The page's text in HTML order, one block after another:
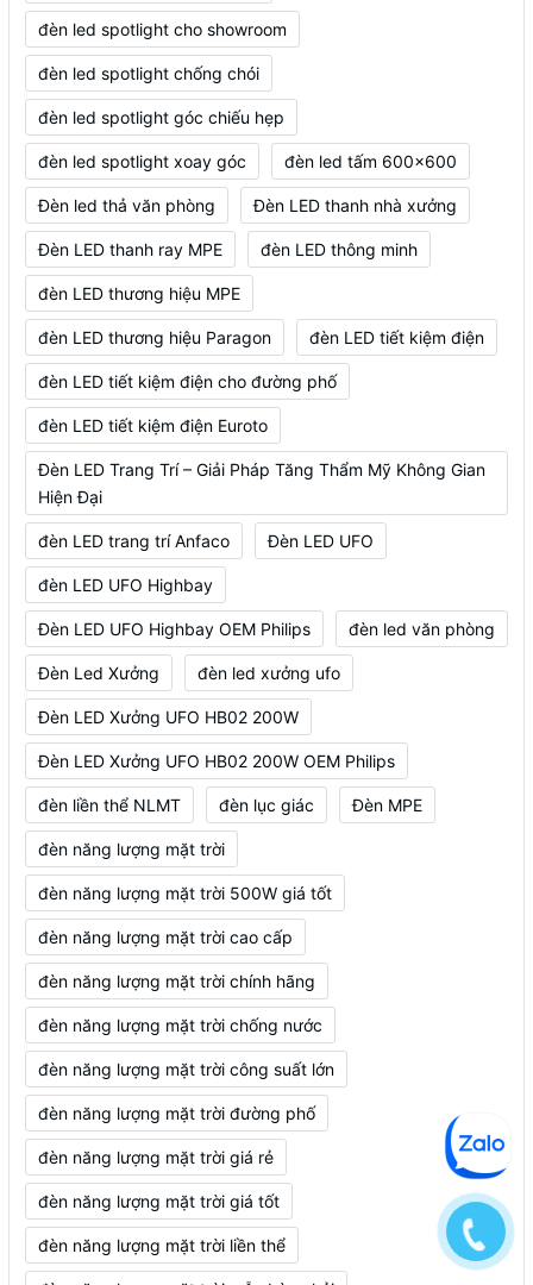
đèn led spotlight cho showroom
đèn led spotlight chống chói
đèn led spotlight góc chiếu hẹp
đèn led spotlight xoay góc đèn led tấm 600x600
Đèn led thả văn phòng Đèn LED thanh nhà xưởng
Đèn LED thanh ray MPE đèn LED thông minh
đèn LED thương hiệu MPE
đèn LED thương hiệu Paragon đèn LED tiết kiệm điện
đèn LED tiết kiệm điện cho đường phố
đèn LED tiết kiệm điện Euroto
Đèn LED Trang Trí – Giải Pháp Tăng Thẩm Mỹ Không Gian
Hiện Đại
đèn LED trang trí Anfaco Đèn LED UFO
đèn LED UFO Highbay
Đèn LED UFO Highbay OEM Philips đèn led văn phòng
Đèn Led Xưởng đèn led xưởng ufo
Đèn LED Xưởng UFO HB02 200W
Đèn LED Xưởng UFO HB02 200W OEM Philips
đèn liền thể NLMT đèn lục giác Đèn MPE
đèn năng lượng mặt trời
đèn năng lượng mặt trời 500W giá tốt
đèn năng lượng mặt trời cao cấp
đèn năng lượng mặt trời chính hãng
đèn năng lượng mặt trời chống nước
đèn năng lượng mặt trời công suất lớn
đèn năng lượng mặt trời đường phố
đèn năng lượng mặt trời giá rẻ
đèn năng lượng mặt trời giá tốt
đèn năng lượng mặt trời liền thể